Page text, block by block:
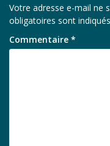
Votre adresse e-mail ne
obligatoires sont
Commentaire *